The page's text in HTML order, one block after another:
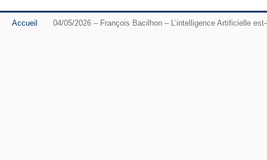
Accueil 04/05/2026 – François Bacilhon – L’intelligence Artificielle